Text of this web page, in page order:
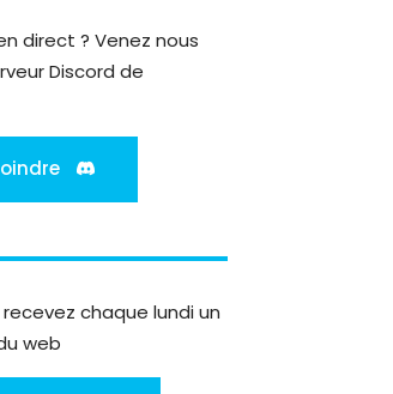
direct ? Venez nous
Discord de
chaque lundi un
web